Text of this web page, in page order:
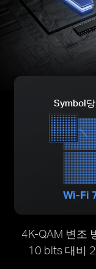
Symbol
Wi-Fi
4K-QAM 변조
10 bits 대비